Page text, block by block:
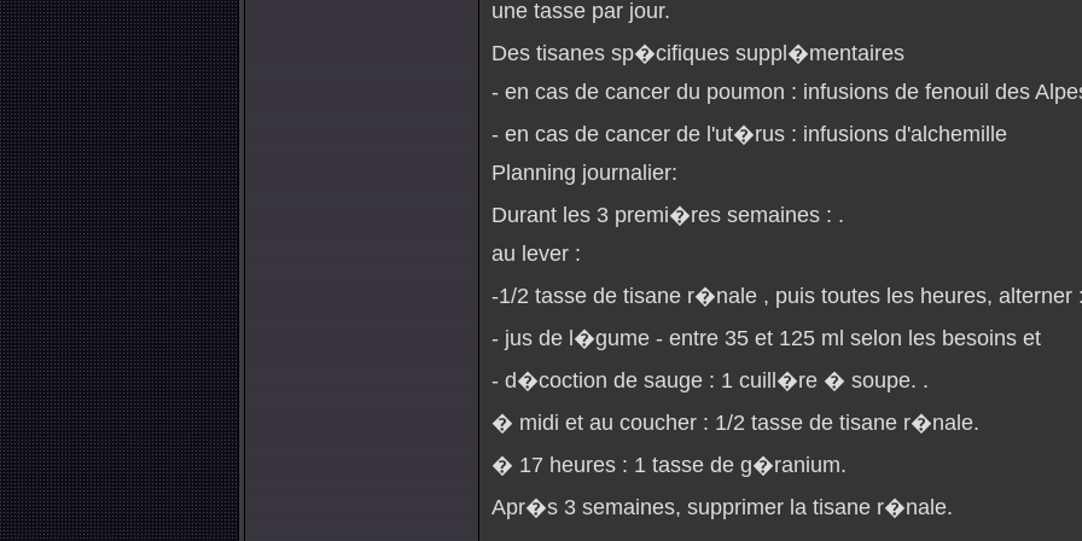
une tasse par jour.
Des tisanes sp�cifiques suppl�mentaires
- en cas de cancer du poumon : infusions de fenouil des
- en cas de cancer de l'ut�rus : infusions d'alchemille
Planning journalier:
Durant les 3 premi�res semaines : .
au lever :
-1/2 tasse de tisane r�nale , puis toutes les heures, alterner
- jus de l�gume - entre 35 et 125 ml selon les besoins et
- d�coction de sauge : 1 cuill�re � soupe. .
� midi et au coucher : 1/2 tasse de tisane r�nale.
� 17 heures : 1 tasse de g�ranium.
Apr�s 3 semaines, supprimer la tisane r�nale.